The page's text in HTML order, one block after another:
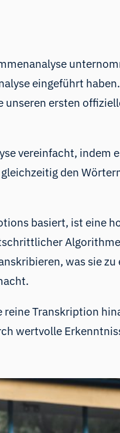
eingeführt
ersten
vereinfacht, indem
den
basiert, ist eine
was sie
Transkription
wertvolle